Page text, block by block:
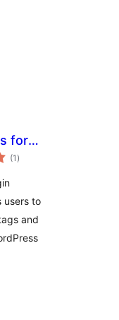
for
(1 avaliações
totais
)
users to
and